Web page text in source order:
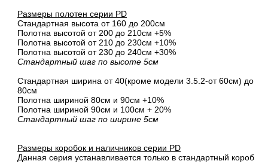
Размеры полотен серии PD
Стандартная высота от 160 до 200см
Полотна высотой от 200 до 210см +5%
Полотна высотой от 210 до 230см +10%
Полотна высотой от 230 до 240см +30%
Стандартный шаг по высоте 5см
Стандартная ширина от 40(кроме модели 3.5.2-от 60см) до
80см
Полотна шириной 80cм и 90cм +10%
Полотна шириной 90см и 100см + 20%
Стандартный шаг по ширине 5см
Размеры коробок и наличников серии PD
Данная серия устанавливается только в стандартный короб